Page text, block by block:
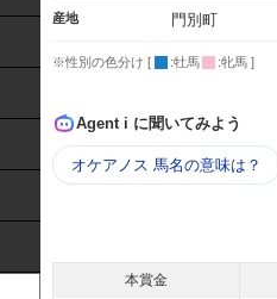
産地 門別町
※性別の色分け [ :牡馬 :牝馬 ]
Agent i に聞いてみよう
オケアノス 馬名の意味は？
本賞金